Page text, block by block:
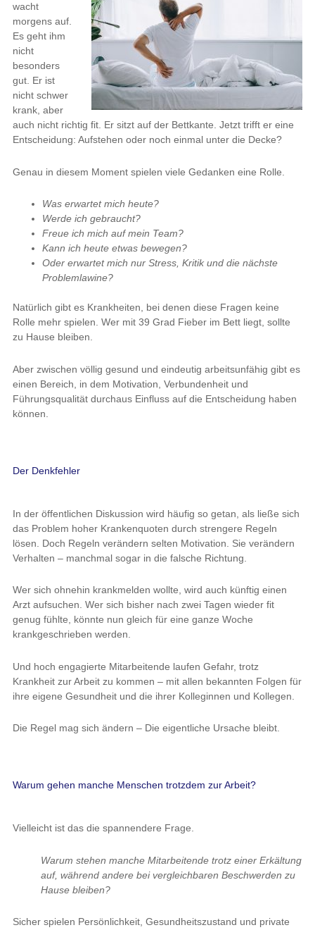
wacht
morgens auf.
Es geht ihm
nicht
besonders
gut. Er ist
nicht schwer
krank, aber
auch nicht richtig fit. Er sitzt auf der Bettkante. Jetzt trifft er eine
Entscheidung: Aufstehen oder noch einmal unter die Decke?
Genau in diesem Moment spielen viele Gedanken eine Rolle.
Was erwartet mich heute?
Werde ich gebraucht?
Freue ich mich auf mein Team?
Kann ich heute etwas bewegen?
Oder erwartet mich nur Stress, Kritik und die nächste
Problemlawine?
Natürlich gibt es Krankheiten, bei denen diese Fragen keine
Rolle mehr spielen. Wer mit 39 Grad Fieber im Bett liegt, sollte
zu Hause bleiben.
Aber zwischen völlig gesund und eindeutig arbeitsunfähig gibt es
einen Bereich, in dem Motivation, Verbundenheit und
Führungsqualität durchaus Einfluss auf die Entscheidung haben
können.
Der Denkfehler
In der öffentlichen Diskussion wird häufig so getan, als ließe sich
das Problem hoher Krankenquoten durch strengere Regeln
lösen. Doch Regeln verändern selten Motivation. Sie verändern
Verhalten – manchmal sogar in die falsche Richtung.
Wer sich ohnehin krankmelden wollte, wird auch künftig einen
Arzt aufsuchen. Wer sich bisher nach zwei Tagen wieder fit
genug fühlte, könnte nun gleich für eine ganze Woche
krankgeschrieben werden.
Und hoch engagierte Mitarbeitende laufen Gefahr, trotz
Krankheit zur Arbeit zu kommen – mit allen bekannten Folgen für
ihre eigene Gesundheit und die ihrer Kolleginnen und Kollegen.
Die Regel mag sich ändern – Die eigentliche Ursache bleibt.
Warum gehen manche Menschen trotzdem zur Arbeit?
Vielleicht ist das die spannendere Frage.
Warum stehen manche Mitarbeitende trotz einer Erkältung
auf, während andere bei vergleichbaren Beschwerden zu
Hause bleiben?
Sicher spielen Persönlichkeit, Gesundheitszustand und private